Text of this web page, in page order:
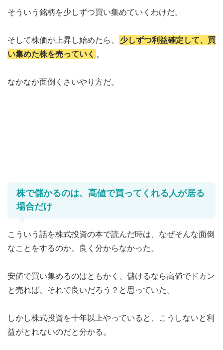
そういう銘柄を少しずつ買い集めていくわけだ。
そして株価が上昇し始めたら、
少しずつ利益確定して、買
い集めた株を売っていく 。
なかなか面倒くさいやり方だ。
株で儲かるのは、高値で買ってくれる人が居る
場合だけ
こういう話を株式投資の本で読んだ時は、なぜそんな面倒
なことをするのか、良く分からなかった。
安値で買い集めるのはともかく、儲けるなら高値でドカン
と売れば、それで良いだろう？と思っていた。
しかし株式投資を十年以上やっていると、こうしないと利
益がとれないのだと分かる。